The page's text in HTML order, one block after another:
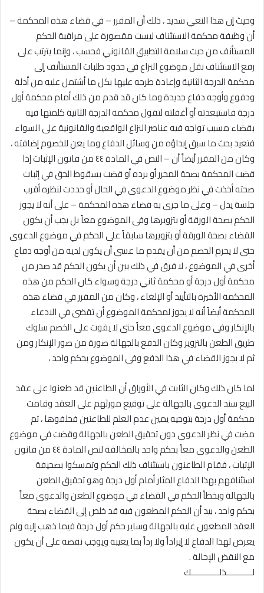
وحيث إن هذا النعي سديد ، ذلك أن المقرر – في قضاء هذه المحكمة –
أن وظيفة محكمة الاستئناف ليست مقصورة على مراقبة الحكم
المستأنف من حيث سلامة التطبيق القانوني فحسب ، وإنما يترتب على
رفع الاستئناف نقل موضوع النزاع في حدود طلبات المستأنف إلى
محكمة الدرجة الثانية وإعادة طرحه عليها بكل ما أشتمل عليه من أدلة
ودفوع وأوجه دفاع جديدة وما كان قد قدم من ذلك أمام محكمة أول
درجة فاستبعدته أو أغفلته لتقول محكمة الدرجة الثانية كلمتها فيه
بقضاء مسبب تواجه فيه عناصر النزاع الواقعية والقانونية على السواء
فتعيد بحث ما سبق إبداؤه من وسائل الدفاع وما يعن للخصوم إضافته ،
وكان من المقرر أيضاً أن – النص في المادة ٤٤ من قانون الإثبات إذا
قضت المحكمة بصحة المحرر أو برده أو قضت بسقوط الحق في إثبات
صحته أخذت في نظر موضوع الدعوى في الحال أو حددت لنظره أقرب
جلسة يدل – وعلى ما جرى به قضاء هذه المحكمة – على أنه لا يجوز
الحكم بصحة الورقة أو بتزويرها وفى الموضوع معاً بل يجب أن يكون
القضاء بصحة الورقة أو بتزويرها سابقاً على الحكم في موضوع الدعوى
حتى لا يحرم الخصم من أن يقدم ما عسى أن يكون لديه من أوجه دفاع
أخرى في الموضوع ، لا فرق في ذلك بين أن يكون الحكم قد صدر من
محكمة أول درجة أو محكمة ثاني درجة وسواء كان الحكم من هذه
المحكمة الأخيرة بالتأييد أو الإلغاء ، وكان من المقرر في قضاء هذه
المحكمة أيضاً أنه لا يجوز لمحكمة الموضوع أن تقضى في الادعاء
بالإنكار وفى موضوع الدعوى معاً حتى لا يفوت على الخصم سلوك
طريق الطعن بالتزوير وكان الدفع بالجهالة صورة من صور الإنكار ومن
ثم لا يجوز القضاء في هذا الدفع وفى الموضوع بحكم واحد ،
لما كان ذلك وكان الثابت في الأوراق أن الطاعنين قد طعنوا على عقد
البيع سند الدعوى بالجهالة على توقيع مورثهم على العقد وقامت
محكمة أول درجة بتوجيه يمين عدم العلم للطاعنين فحلفوها ، ثم
مضت في نظر الدعوى دون تحقيق الطعن بالجهالة وقضت في موضوع
الطعن والدعوى معاً بحكم واحد بالمخالفة لنص المادة ٤٤ من قانون
الإثبات ، فقام الطاعنون باستئناف ذلك الحكم وتمسكوا بصحيفة
استئنافهم بهذا الدفاع المثار أمام أول درجة وهو تحقيق الطعن
بالجهالة وبخطأ الحكم في القضاء في موضوع الطعن والدعوى معاً
بحكم واحد ، بيد أن الحكم المطعون فيه قد خلص إلى القضاء بصحة
العقد المطعون عليه بالجهالة وساير حكم أول درجة فيما ذهب إليه ولم
يعرض لهذا الدفاع لا إيراداً ولا رداً بما يعيبه ويوجب نقضه على أن يكون
مع النقض الإحالة .
لـــــــــــذلــــــــــــك